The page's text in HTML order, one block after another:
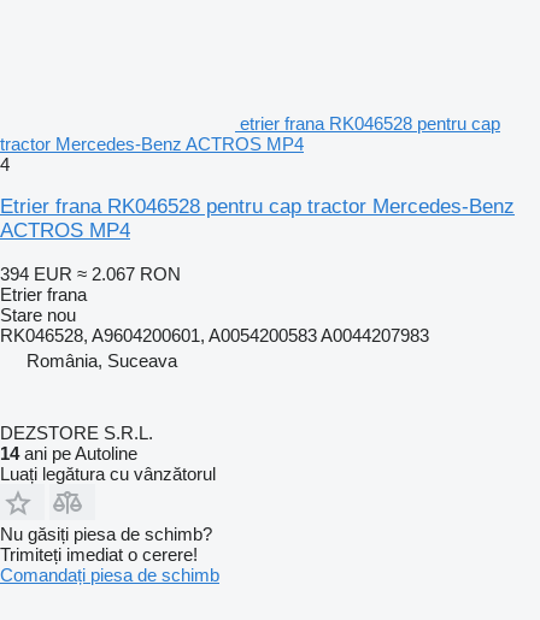
etrier frana RK046528 pentru cap
tractor Mercedes-Benz ACTROS MP4
4
Etrier frana RK046528 pentru cap tractor Mercedes-Benz
ACTROS MP4
394 EUR ≈ 2.067 RON
Etrier frana
Stare nou
RK046528, A9604200601, A0054200583 A0044207983
România, Suceava
DEZSTORE S.R.L.
14ani pe Autoline
Luați legătura cu vânzătorul
Nu găsiți piesa de schimb?
Trimiteți imediat o cerere!
Comandați piesa de schimb